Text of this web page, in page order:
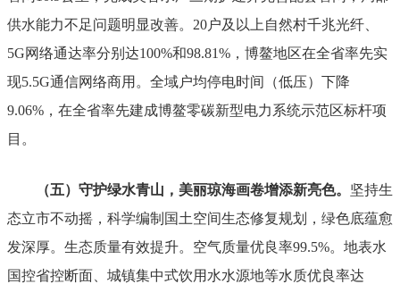
供水能力不足问题明显改善。 20户及以上自然村千兆光纤、
5G网络通达率分别达100%和98.81% ，博鳌地区在全省率先实
现5.5G通信网络商用。全域户均停电时间（低压）下降
9.06% ，在全省率先建成博鳌零碳新型电力系统示范区标杆项
目 。
（五）守护绿水青山，美丽琼海画卷增添新亮色。 坚持生
态立市不动摇，科学编制国土空间生态修复规划，绿色底蕴愈
发深厚。 生态质量有效提升。 空气质量优良率99.5%。地表水
国控省控断面、城镇集中式饮用水水源地等水质优良率达